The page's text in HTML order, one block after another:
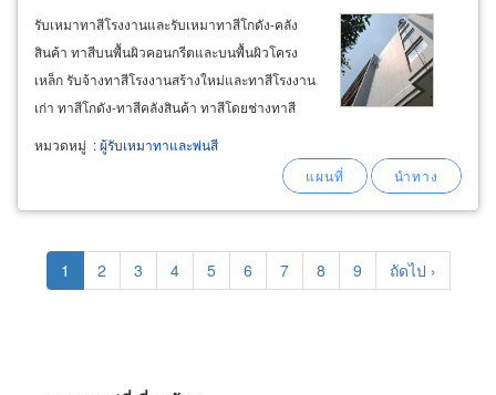
รับเหมาทาสีโรงงานและรับเหมาทาสีโกดัง-คลัง
สินค้า ทาสีบนพื้นผิวคอนกรีตและบนพื้นผิวโครง
เหล็ก รับจ้างทาสีโรงงานสร้างใหม่และทาสีโรงงาน
เก่า ทาสีโกดัง-ทาสีคลังสินค้า ทาสีโดยช่างทาสี
โรงงานมืออาชีพ รับงานด่วนพื้นที่ สมุทรสาคร
นครปฐม กรุงเทพ นนทบุรี รับทาสีโรงงานในนิคม
อุตสาหกรรม สมุทรปราการ ชลบุรี ฉะเชิงเทรา
หมวดหมู่ :ผู้รับเหมาทาและพ่นสี
Pagination
Current
page
1 Page
2 Page
3 Page
4 Page
5 Page
6 Page
7 Page
8 Page
9
Next
page
ถัดไป ›